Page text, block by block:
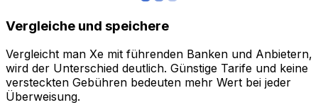
Vergleiche und speichere
Vergleicht man Xe mit führenden Banken und Anbietern,
wird der Unterschied deutlich. Günstige Tarife und keine
versteckten Gebühren bedeuten mehr Wert bei jeder
Überweisung.